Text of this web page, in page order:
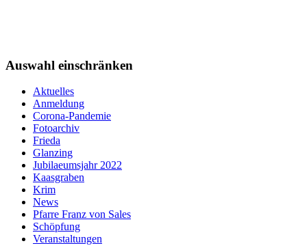
Auswahl einschränken
Aktuelles
Anmeldung
Corona-Pandemie
Fotoarchiv
Frieda
Glanzing
Jubilaeumsjahr 2022
Kaasgraben
Krim
News
Pfarre Franz von Sales
Schöpfung
Veranstaltungen